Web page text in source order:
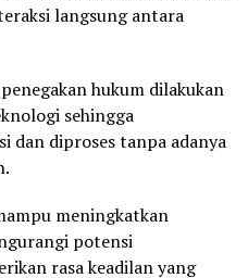
langsung antara
hukum dilakukan
sehingga
dan diproses tanpa adanya
meningkatkan
potensi
rasa keadilan yang